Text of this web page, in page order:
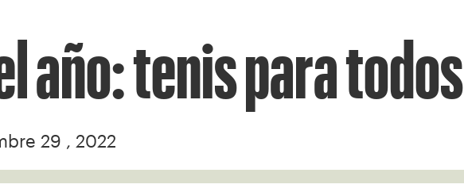
año: tenis para todos
29 , 2022